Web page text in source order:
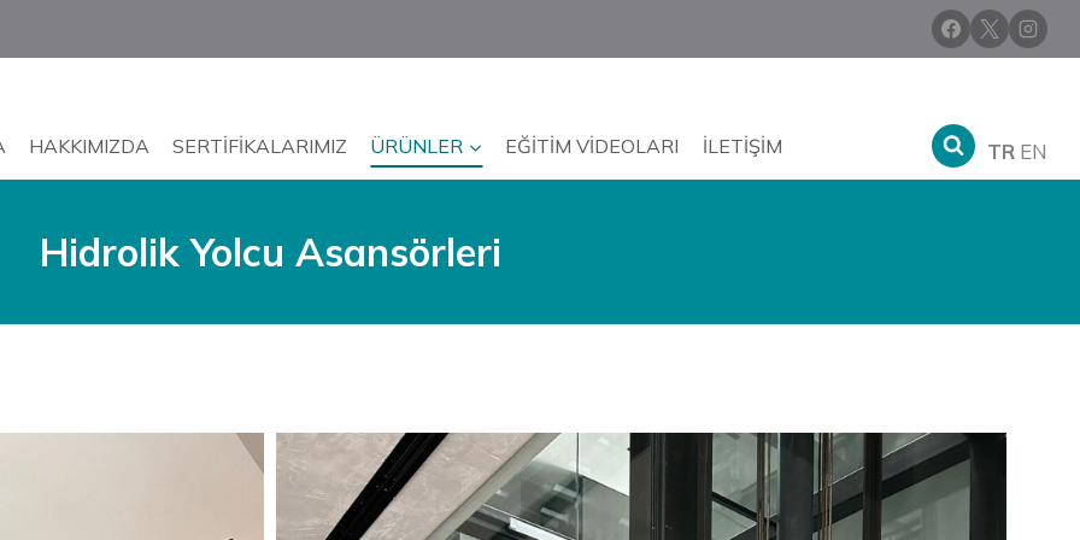
HAKKIMIZDA SERTIFIKALARIMIZ ÜRÜNLER EĞITIM VIDEOLARI İLETIŞIM TR EN
Hidrolik Yolcu Asansörleri